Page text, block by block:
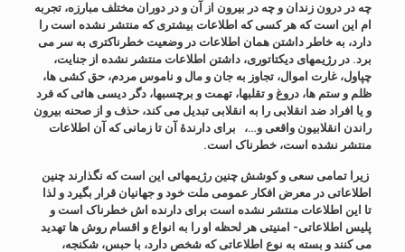
چه در درون زندان و چه در بیرون از آن و در دوران مختلف مبارزه، تجربه
ام این است که هر کسی که اطلاعات بیشتری که منتشر نشده است را
دارد، به خاطر داشتن همان اطلاعات در وضعیت خطرناکتری به سر می
برد. در رژیمهای دیکتاتوری، داشتن اطلاعات منتشر نشده از جنایت،
چپاول، غارت اموال، تجاوز به جان و مال و ناموس مردم، حق کشی ها،
ظلم و ستم ها، دروغ و تقلبها، تهمت و برچسبها، دگر دیسی هائی که فرد
و یا افراد ضد انقلابی را به انقلابی تبدیل می کند، حذف و از صحنه بیرون
راندن انقلابیون واقعی و…، برای دارندۀ آن تا زمانی که آن اطلاعات
منتشر نشده است، خطرناک است.
زیرا تمامی سعی و کوشش چنین رژیمهائی این است که نگذارند چنین
اطلاعاتی در معرض افکار عمومی ملت خود و جهانیان قرار بگیرد و لذا
تا این اطلاعات منتشر نشده است برای دارنده اش خطرناک است و
پلیس اطلاعاتی- امنیتی هر لحظه او را به انواع و اقسام روش ها تهدید
می کنند و بسته به نوع اطلاعاتی که شخص دارد، با حبس، شکنجه،